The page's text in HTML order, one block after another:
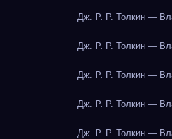
Дж. Р. Р. Толкин —
Дж. Р. Р. Толкин —
Дж. Р. Р. Толкин —
Дж. Р. Р. Толкин —
Дж. Р. Р. Толкин —